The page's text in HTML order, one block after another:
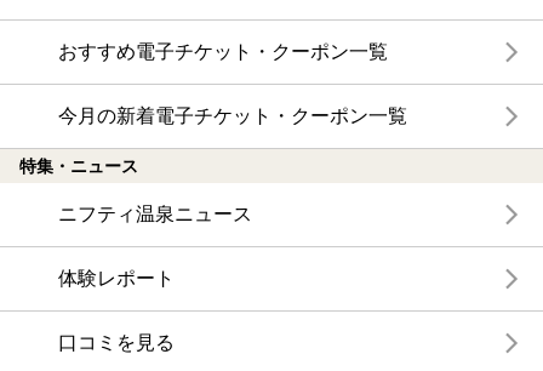
おすすめ電子チケット・クーポン一覧
今月の新着電子チケット・クーポン一覧
特集・ニュース
ニフティ温泉ニュース
体験レポート
口コミを見る